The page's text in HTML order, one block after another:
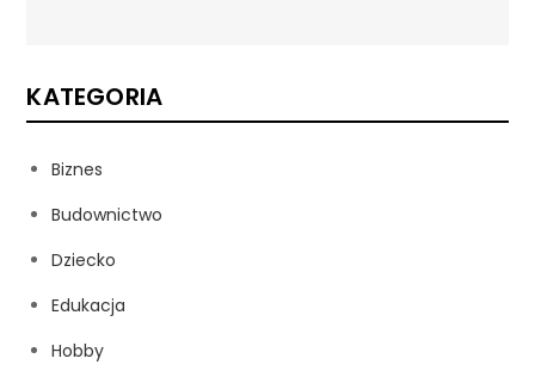
KATEGORIA
Biznes
Budownictwo
Dziecko
Edukacja
Hobby